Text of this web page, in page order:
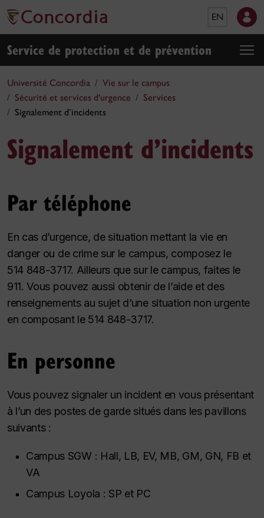
EN
Service de protection et de prévention
Université Concordia
Vie sur le campus
Sécurité et services d'urgence
Services
Signalement d’incidents
Signalement d’incidents
Par téléphone
En cas d’urgence, de situation mettant la vie en
danger ou de crime sur le campus, composez le
514 848-3717. Ailleurs que sur le campus, faites le
911. Vous pouvez aussi obtenir de l’aide et des
renseignements au sujet d’une situation non urgente
en composant le 514 848-3717.
En personne
Vous pouvez signaler un incident en vous présentant
à l’un des postes de garde situés dans les pavillons
suivants :
Campus SGW : Hall, LB, EV, MB, GM, GN, FB et
VA
Campus Loyola : SP et PC